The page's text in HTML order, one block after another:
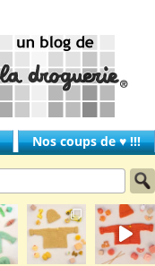
Nos coups de ♥ !!!